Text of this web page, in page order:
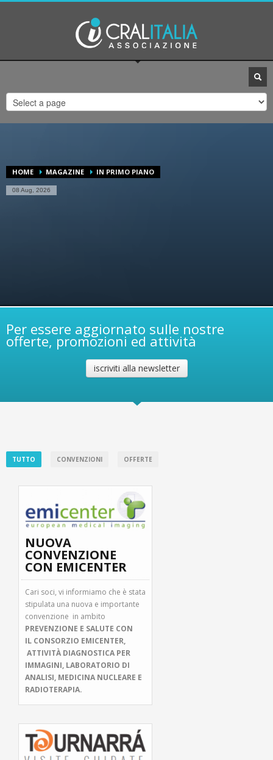
UFFICI CRALITALIA
2
CONTATTA
UFFICIO CONVENZIONI.
3
UFFICIO PRESIDENZA.
ORARI DI APERTURA
HOME MAGAZINE IN PRIMO PIANO
08 Aug, 2026
Per essere aggiornato sulle nostre
offerte, promozioni ed attività
iscriviti alla newsletter
TUTTO CONVENZIONI OFFERTE
NUOVA
CONVENZIONE
CON EMICENTER
Cari soci, vi informiamo che è stata
stipulata una nuova e importante
convenzione in ambito
PREVENZIONE E SALUTE CON
IL CONSORZIO EMICENTER,
ATTIVITÀ DIAGNOSTICA PER
IMMAGINI, LABORATORIO DI
ANALISI, MEDICINA NUCLEARE E
RADIOTERAPIA.